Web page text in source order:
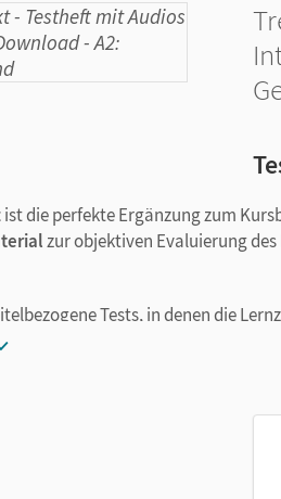
ist die perfekte Ergänzung zum
zur objektiven Evaluierung
Tests, in denen die
Zwischentests, die zur
umfasst fünf Evaluierungsbogen zu